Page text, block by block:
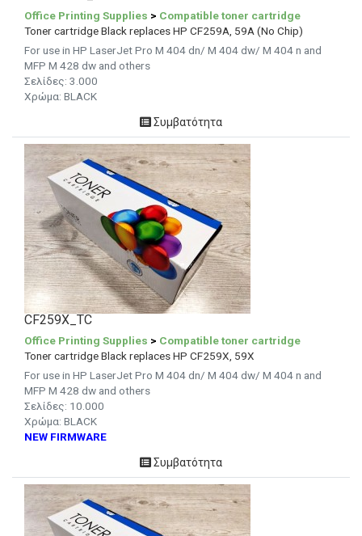
Office Printing Supplies > Compatible toner cartridge
Toner cartridge Black replaces HP CF259A, 59A (No Chip)
For use in HP LaserJet Pro M 404 dn/ M 404 dw/ M 404 n and
MFP M 428 dw and others
Σελίδες: 3.000
Χρώμα: BLACK
Συμβατότητα
CF259X_TC
Office Printing Supplies > Compatible toner cartridge
Toner cartridge Black replaces HP CF259X, 59X
For use in HP LaserJet Pro M 404 dn/ M 404 dw/ M 404 n and
MFP M 428 dw and others
Σελίδες: 10.000
Χρώμα: BLACK
NEW FIRMWARE
Συμβατότητα